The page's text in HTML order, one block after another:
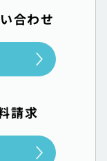
合わせ
請求